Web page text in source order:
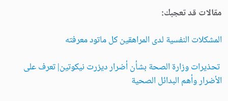
مقالات قد تعجبك:
المشكلات النفسية لدى المراهقين كل ماتود معرفته
تحذيرات وزارة الصحة بشأن أضرار ديزرت نيكوتين| تعرف على
الأضرار وأهم البدائل الصحية